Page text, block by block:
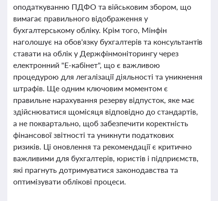
оподаткуванню ПДФО та військовим збором, що
вимагає правильного відображення у
бухгалтерському обліку. Крім того, Мінфін
наголошує на обов'язку бухгалтерів та консультантів
ставати на облік у Держфінмоніторингу через
електронний "Е-кабінет", що є важливою
процедурою для легалізації діяльності та уникнення
штрафів. Ще одним ключовим моментом є
правильне нарахування резерву відпусток, яке має
здійснюватися щомісяця відповідно до стандартів,
а не поквартально, щоб забезпечити коректність
фінансової звітності та уникнути податкових
ризиків. Ці оновлення та рекомендації є критично
важливими для бухгалтерів, юристів і підприємств,
які прагнуть дотримуватися законодавства та
оптимізувати облікові процеси.